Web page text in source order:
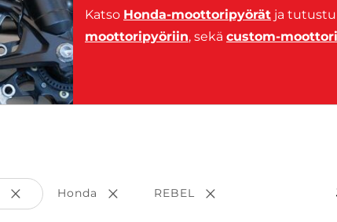
Katso Honda-moottoripyörät ja tutustu
moottoripyöriin, sekä custom-
Poista valinta
Honda Poista valinta
REBEL Poista valinta